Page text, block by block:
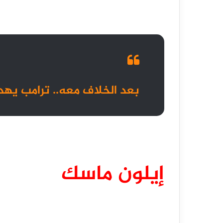
بعد الخلاف معه.. ترامب
إيلون ماسك